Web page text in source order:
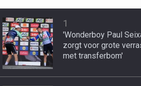
1
'Wonderboy Paul
zorgt voor grote
met transferbom'